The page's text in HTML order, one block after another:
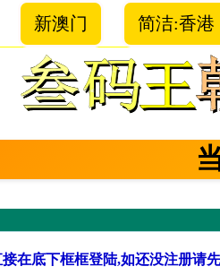
新澳门 简洁:香港
在底下框框登陆,如还没注册请